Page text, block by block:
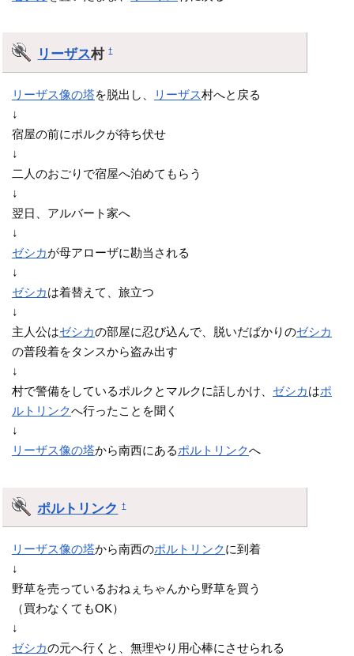
リーザス村†
リーザス像の塔を脱出し、 リーザス村へと戻る
↓
宿屋の前にポルクが待ち伏せ
↓
二人のおごりで宿屋へ泊めてもらう
↓
翌日、アルバート家へ
↓
ゼシカが母アローザに勘当される
↓
ゼシカは着替えて、旅立つ
↓
主人公はゼシカの部屋に忍び込んで、脱いだばかりのゼシカ
の普段着をタンスから盗み出す
↓
村で警備をしているポルクとマルクに話しかけ、 ゼシカはポ
ルトリンクへ行ったことを聞く
↓
リーザス像の塔から南西にあるポルトリンクへ
ポルトリンク †
リーザス像の塔から南西のポルトリンクに到着
↓
野草を売っているおねぇちゃんから野草を買う
（買わなくてもOK）
↓
ゼシカの元へ行くと、無理やり用心棒にさせられる